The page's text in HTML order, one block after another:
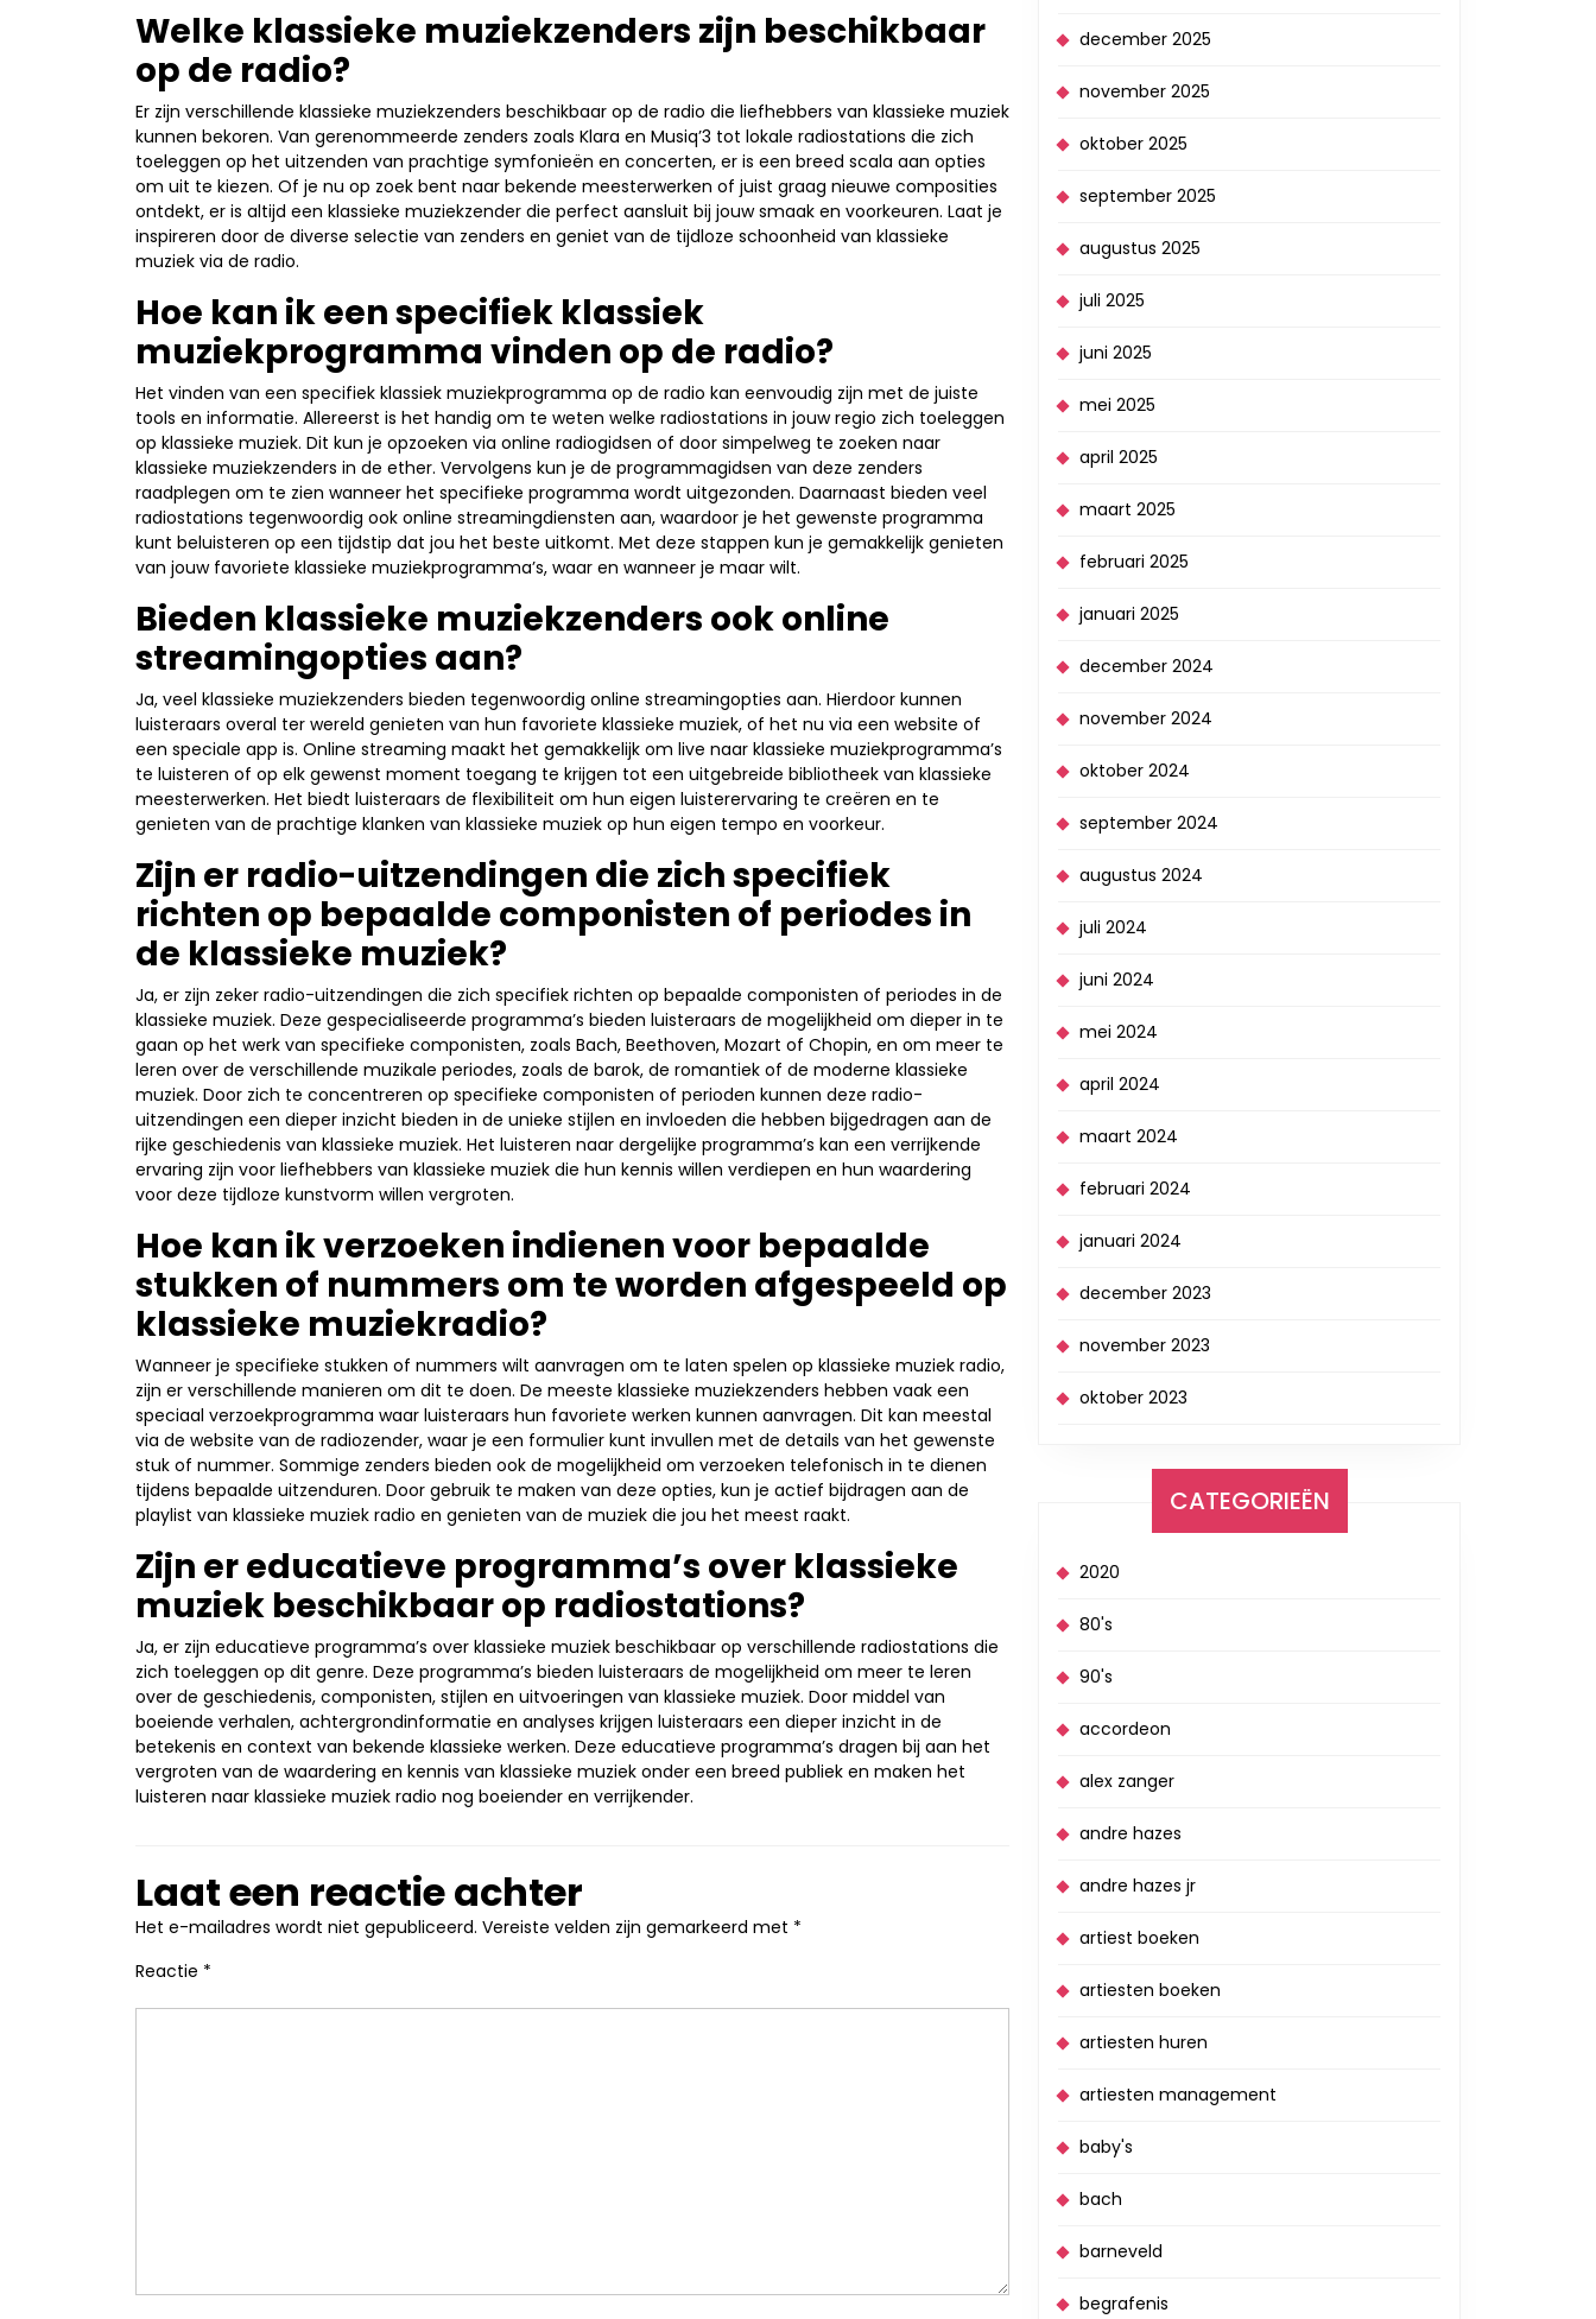
Welke klassieke muziekzenders zijn beschikbaar
op de radio?
Er zijn verschillende klassieke muziekzenders beschikbaar op de radio die liefhebbers van klassieke muziek
kunnen bekoren. Van gerenommeerde zenders zoals Klara en Musiq’3 tot lokale radiostations die zich
toeleggen op het uitzenden van prachtige symfonieën en concerten, er is een breed scala aan opties
om uit te kiezen. Of je nu op zoek bent naar bekende meesterwerken of juist graag nieuwe composities
ontdekt, er is altijd een klassieke muziekzender die perfect aansluit bij jouw smaak en voorkeuren. Laat je
inspireren door de diverse selectie van zenders en geniet van de tijdloze schoonheid van klassieke
muziek via de radio.
Hoe kan ik een specifiek klassiek
muziekprogramma vinden op de radio?
Het vinden van een specifiek klassiek muziekprogramma op de radio kan eenvoudig zijn met de juiste
tools en informatie. Allereerst is het handig om te weten welke radiostations in jouw regio zich toeleggen
op klassieke muziek. Dit kun je opzoeken via online radiogidsen of door simpelweg te zoeken naar
klassieke muziekzenders in de ether. Vervolgens kun je de programmagidsen van deze zenders
raadplegen om te zien wanneer het specifieke programma wordt uitgezonden. Daarnaast bieden veel
radiostations tegenwoordig ook online streamingdiensten aan, waardoor je het gewenste programma
kunt beluisteren op een tijdstip dat jou het beste uitkomt. Met deze stappen kun je gemakkelijk genieten
van jouw favoriete klassieke muziekprogramma’s, waar en wanneer je maar wilt.
Bieden klassieke muziekzenders ook online
streamingopties aan?
Ja, veel klassieke muziekzenders bieden tegenwoordig online streamingopties aan. Hierdoor kunnen
luisteraars overal ter wereld genieten van hun favoriete klassieke muziek, of het nu via een website of
een speciale app is. Online streaming maakt het gemakkelijk om live naar klassieke muziekprogramma’s
te luisteren of op elk gewenst moment toegang te krijgen tot een uitgebreide bibliotheek van klassieke
meesterwerken. Het biedt luisteraars de flexibiliteit om hun eigen luisterervaring te creëren en te
genieten van de prachtige klanken van klassieke muziek op hun eigen tempo en voorkeur.
Zijn er radio-uitzendingen die zich specifiek
richten op bepaalde componisten of periodes in
de klassieke muziek?
Ja, er zijn zeker radio-uitzendingen die zich specifiek richten op bepaalde componisten of periodes in de
klassieke muziek. Deze gespecialiseerde programma’s bieden luisteraars de mogelijkheid om dieper in te
gaan op het werk van specifieke componisten, zoals Bach, Beethoven, Mozart of Chopin, en om meer te
leren over de verschillende muzikale periodes, zoals de barok, de romantiek of de moderne klassieke
muziek. Door zich te concentreren op specifieke componisten of perioden kunnen deze radio-
uitzendingen een dieper inzicht bieden in de unieke stijlen en invloeden die hebben bijgedragen aan de
rijke geschiedenis van klassieke muziek. Het luisteren naar dergelijke programma’s kan een verrijkende
ervaring zijn voor liefhebbers van klassieke muziek die hun kennis willen verdiepen en hun waardering
voor deze tijdloze kunstvorm willen vergroten.
Hoe kan ik verzoeken indienen voor bepaalde
stukken of nummers om te worden afgespeeld op
klassieke muziekradio?
Wanneer je specifieke stukken of nummers wilt aanvragen om te laten spelen op klassieke muziek radio,
zijn er verschillende manieren om dit te doen. De meeste klassieke muziekzenders hebben vaak een
speciaal verzoekprogramma waar luisteraars hun favoriete werken kunnen aanvragen. Dit kan meestal
via de website van de radiozender, waar je een formulier kunt invullen met de details van het gewenste
stuk of nummer. Sommige zenders bieden ook de mogelijkheid om verzoeken telefonisch in te dienen
tijdens bepaalde uitzenduren. Door gebruik te maken van deze opties, kun je actief bijdragen aan de
playlist van klassieke muziek radio en genieten van de muziek die jou het meest raakt.
Zijn er educatieve programma’s over klassieke
muziek beschikbaar op radiostations?
Ja, er zijn educatieve programma’s over klassieke muziek beschikbaar op verschillende radiostations die
zich toeleggen op dit genre. Deze programma’s bieden luisteraars de mogelijkheid om meer te leren
over de geschiedenis, componisten, stijlen en uitvoeringen van klassieke muziek. Door middel van
boeiende verhalen, achtergrondinformatie en analyses krijgen luisteraars een dieper inzicht in de
betekenis en context van bekende klassieke werken. Deze educatieve programma’s dragen bij aan het
vergroten van de waardering en kennis van klassieke muziek onder een breed publiek en maken het
luisteren naar klassieke muziek radio nog boeiender en verrijkender.
Laat een reactie achter
Het e-mailadres wordt niet gepubliceerd. Vereiste velden zijn gemarkeerd met *
Reactie *
december 2025
november 2025
oktober 2025
september 2025
augustus 2025
juli 2025
juni 2025
mei 2025
april 2025
maart 2025
februari 2025
januari 2025
december 2024
november 2024
oktober 2024
september 2024
augustus 2024
juli 2024
juni 2024
mei 2024
april 2024
maart 2024
februari 2024
januari 2024
december 2023
november 2023
oktober 2023
CATEGORIEËN
2020
80's
90's
accordeon
alex zanger
andre hazes
andre hazes jr
artiest boeken
artiesten boeken
artiesten huren
artiesten management
baby's
bach
barneveld
begrafenis